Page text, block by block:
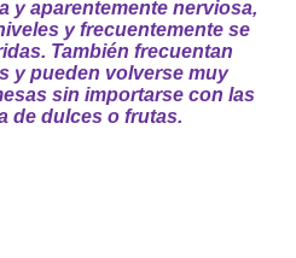
y aparentemente nerviosa,
y frecuentemente se
También frecuentan
y pueden volverse muy
sin importarse con las
de dulces o frutas.